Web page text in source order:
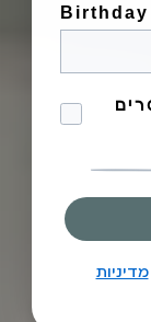
מבצעים
מדיניות